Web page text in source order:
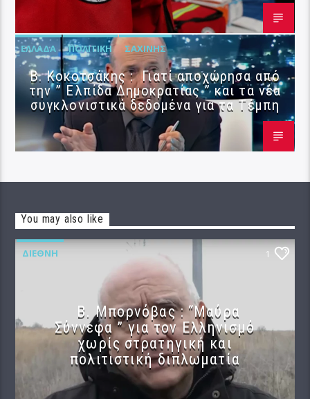
ΕΛΛΆΔΑ ΠΟΛΙΤΙΚΉ ΣΑΧΊΝΗΣ
Β. Κοκοτσάκης : Γιατί αποχώρησα από
την ” Ελπίδα Δημοκρατίας ” και τα νέα
συγκλονιστικά δεδομένα για τα Τέμπη
You may also like
ΔΙΕΘΝΉ 1
B. Μπορνόβας : “Μαύρα
Σύννεφα ” για τον Ελληνισμό
χωρίς στρατηγική και
πολιτιστική διπλωματία